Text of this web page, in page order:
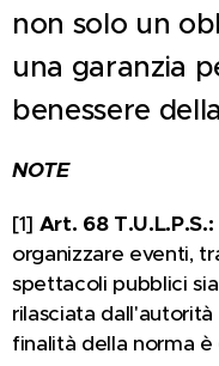
non solo un
una garanzia
benessere
NOTE
[1] Art. 68 T.U.L.P.S.:
organizzare eventi,
spettacoli pubblici
rilasciata
finalità della norma